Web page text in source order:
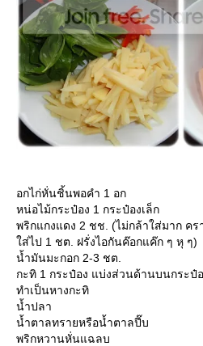
อกไก่หั่นชิ้นพอคำ 1 อก
หน่อไม้กระป๋อง 1 กระป๋องเล็ก
พริกแกงแดง 2 ชช. (ไม่กล้าใส่มาก ค
ส่ไป 1 ชต. ฝรั่งไอกันค๊อกแค๊ก ๆ หุ ๆ)
น้ำมันมะกอก 2-3 ชต.
กะทิ 1 กระป๋อง แบ่งส่วนด้านบนกระป๋
ทำเป็นหางกะทิ
น้ำปลา
น้ำตาลทรายหรือน้ำตาลปี๊บ
พริกหวานหั่นแฉลบ